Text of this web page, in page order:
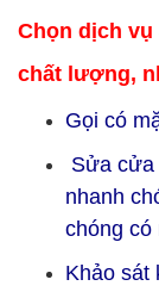
Chọn dịch vụ
chất lượng,
Gọi có
Sửa cửa
nhanh
chóng có
Khảo sát